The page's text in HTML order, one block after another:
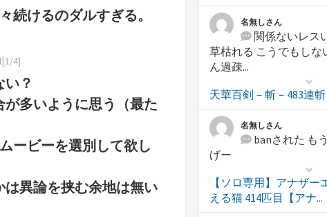
続けるのダルすぎる。
4]
？
多いように思う（最た
ービーを選別して欲し
異論を挟む余地は無い
名無しさん
関係ないレス
草枯れる こうでもしな
ん過疎...
天華百剣－斬－483連斬
名無しさん
banされた も
げー
【ソロ専用】アナザー
える猫 414匹目【アナ...